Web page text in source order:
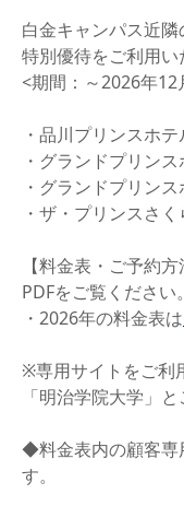
白金キャンパス近
特別優待をご利用い
<期間：～2026年12
・品川プリンスホテ
・グランドプリン
・グランドプリン
・ザ・プリンスさ
【料金表・ご予約方
PDFをご覧ください。
・2026年の料金表は
※専用サイトをご利
「明治学院大学」と
◆料金表内の顧客専
す。